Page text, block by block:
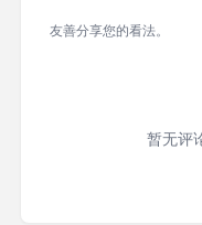
友善分享您的看法。
暂无评